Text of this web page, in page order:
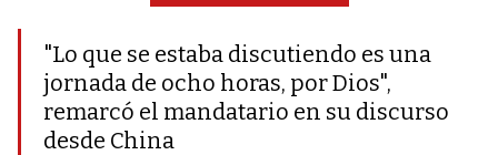
"Lo que se estaba discutiendo es una
jornada de ocho horas, por Dios",
remarcó el mandatario en su discurso
desde China